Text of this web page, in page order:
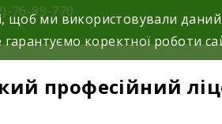
76-89-770
професійний
ми використовували
коректної роботи